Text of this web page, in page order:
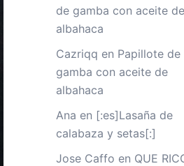
de gamba con aceite de
albahaca
Cazriqq en Papillote de
gamba con aceite de
albahaca
Ana en [:es]Lasaña de
calabaza y setas[:]
Jose Caffo en QUE